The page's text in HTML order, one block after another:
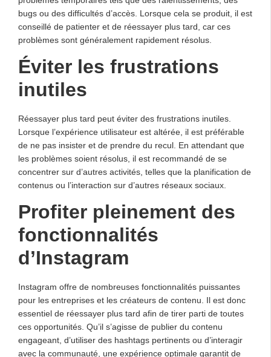
bugs ou des difficultés d’accès. Lorsque cela se produit, il est
conseillé de patienter et de réessayer plus tard, car ces
problèmes sont généralement rapidement résolus.
Éviter les frustrations
inutiles
Réessayer plus tard peut éviter des frustrations inutiles.
Lorsque l’expérience utilisateur est altérée, il est préférable
de ne pas insister et de prendre du recul. En attendant que
les problèmes soient résolus, il est recommandé de se
concentrer sur d’autres activités, telles que la planification de
contenus ou l’interaction sur d’autres réseaux sociaux.
Profiter pleinement des
fonctionnalités
d’Instagram
Instagram offre de nombreuses fonctionnalités puissantes
pour les entreprises et les créateurs de contenu. Il est donc
essentiel de réessayer plus tard afin de tirer parti de toutes
ces opportunités. Qu’il s’agisse de publier du contenu
engageant, d’utiliser des hashtags pertinents ou d’interagir
avec la communauté, une expérience optimale garantit de